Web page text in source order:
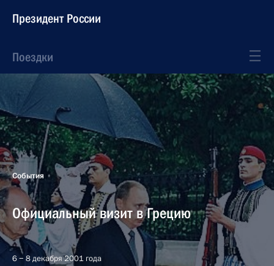
Президент России
Поездки
События
Официальный визит в Грецию
6 − 8 декабря 2001 года